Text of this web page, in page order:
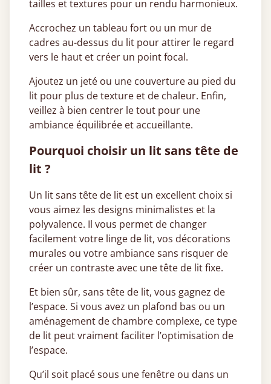
tailles et textures pour un rendu harmonieux.
Accrochez un tableau fort ou un mur de
cadres au-dessus du lit pour attirer le regard
vers le haut et créer un point focal.
Ajoutez un jeté ou une couverture au pied du
lit pour plus de texture et de chaleur. Enfin,
veillez à bien centrer le tout pour une
ambiance équilibrée et accueillante.
Pourquoi choisir un lit sans tête de
lit ?
Un lit sans tête de lit est un excellent choix si
vous aimez les designs minimalistes et la
polyvalence. Il vous permet de changer
facilement votre linge de lit, vos décorations
murales ou votre ambiance sans risquer de
créer un contraste avec une tête de lit fixe.
Et bien sûr, sans tête de lit, vous gagnez de
l’espace. Si vous avez un plafond bas ou un
aménagement de chambre complexe, ce type
de lit peut vraiment faciliter l’optimisation de
l’espace.
Qu’il soit placé sous une fenêtre ou dans un